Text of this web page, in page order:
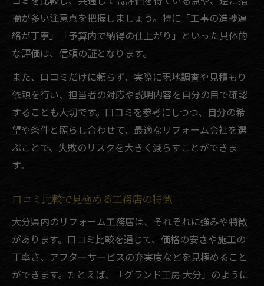
摘が多い注意点を把握しましょう。特に「工事の進捗連
絡が丁寧」「予算内で納得の仕上がり」といった具体的
な評価は、信頼の証となります。
また、口コミだけに頼らず、実際に現地調査や見積もり
依頼を行い、担当者の対応や説明内容を自分の目で確認
することも大切です。口コミを参考にしつつ、自分の希
望や条件と照らし合わせて、最適なリフォーム会社を選
ぶことで、失敗のリスクを大きく減らすことができま
す。
口コミ比較で見極める工務店の特徴
大分県内のリフォーム工務店は、それぞれに強みや特徴
があります。口コミ比較を通じて、価格の安さや施工の
丁寧さ、アフターサービスの充実度などを見極めること
ができます。たとえば、「グランド工房 大分」のように